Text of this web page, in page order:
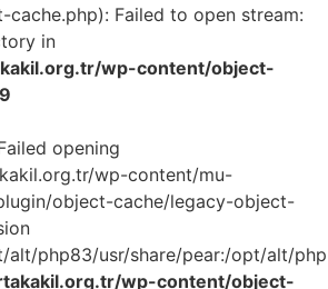
Failed to open stream:
in
wp-content/object-
opening
wp-content/mu-
object-cache/legacy-object-
alt/php83/usr/share/pear:/opt/alt/
wp-content/object-